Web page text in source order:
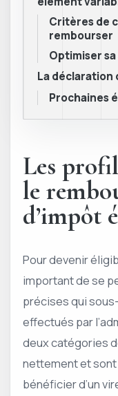
Critères de
rembourser
Optimiser
La déclaration
Prochaines
Les
le
d’impôt
Pour devenir
important de se
précises qui
effectués par
deux catégories
nettement et
bénéficier d’un